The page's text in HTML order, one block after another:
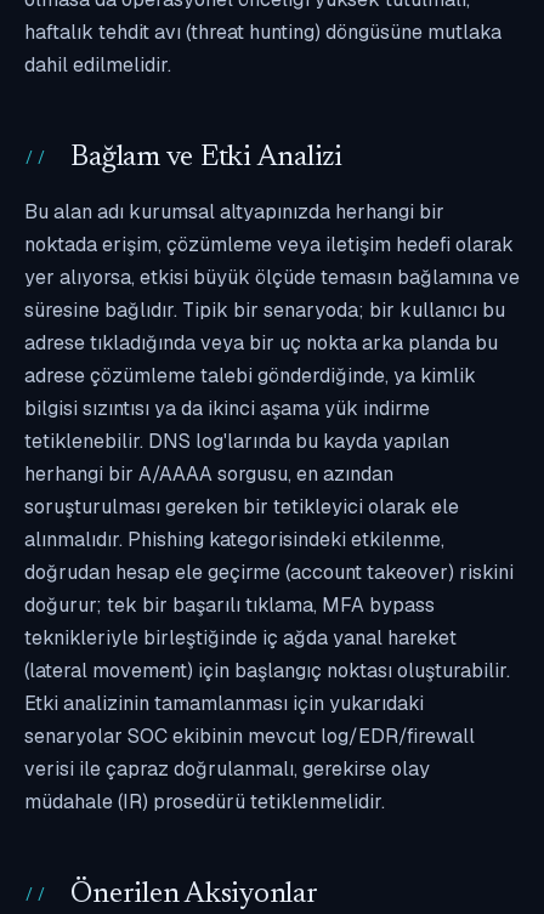
haftalık tehdit avı (threat hunting) döngüsüne mutlaka
dahil edilmelidir.
Bağlam ve Etki Analizi
Bu alan adı kurumsal altyapınızda herhangi bir
noktada erişim, çözümleme veya iletişim hedefi olarak
yer alıyorsa, etkisi büyük ölçüde temasın bağlamına ve
süresine bağlıdır. Tipik bir senaryoda; bir kullanıcı bu
adrese tıkladığında veya bir uç nokta arka planda bu
adrese çözümleme talebi gönderdiğinde, ya kimlik
bilgisi sızıntısı ya da ikinci aşama yük indirme
tetiklenebilir. DNS log'larında bu kayda yapılan
herhangi bir A/AAAA sorgusu, en azından
soruşturulması gereken bir tetikleyici olarak ele
alınmalıdır. Phishing kategorisindeki etkilenme,
doğrudan hesap ele geçirme (account takeover) riskini
doğurur; tek bir başarılı tıklama, MFA bypass
teknikleriyle birleştiğinde iç ağda yanal hareket
(lateral movement) için başlangıç noktası oluşturabilir.
Etki analizinin tamamlanması için yukarıdaki
senaryolar SOC ekibinin mevcut log/EDR/firewall
verisi ile çapraz doğrulanmalı, gerekirse olay
müdahale (IR) prosedürü tetiklenmelidir.
Önerilen Aksiyonlar